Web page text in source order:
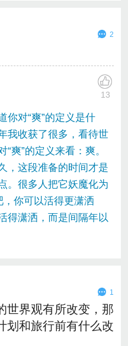
2
13
你对“爽”的定义是什
我收获了很多，看待世
爽”的定义来看：爽。
，这段准备的时间才是
。很多人把它妖魔化为
你可以活得更潇洒
潇洒，而是间隔年以
1
世界观有所改变，那
划和旅行前有什么改